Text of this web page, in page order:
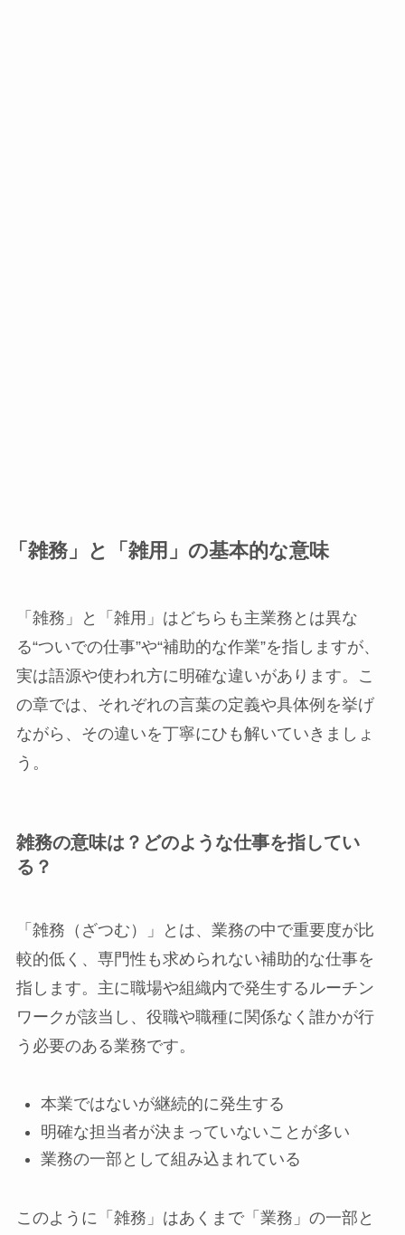
「雑務」と「雑用」の基本的な意味
「雑務」と「雑用」はどちらも主業務とは異な
る“ついでの仕事”や“補助的な作業”を指しますが、
実は語源や使われ方に明確な違いがあります。こ
の章では、それぞれの言葉の定義や具体例を挙げ
ながら、その違いを丁寧にひも解いていきましょ
う。
雑務の意味は？どのような仕事を指してい
る？
「雑務（ざつむ）」とは、業務の中で重要度が比
較的低く、専門性も求められない補助的な仕事を
指します。主に職場や組織内で発生するルーチン
ワークが該当し、役職や職種に関係なく誰かが行
う必要のある業務です。
本業ではないが継続的に発生する
明確な担当者が決まっていないことが多い
業務の一部として組み込まれている
このように「雑務」はあくまで「業務」の一部と